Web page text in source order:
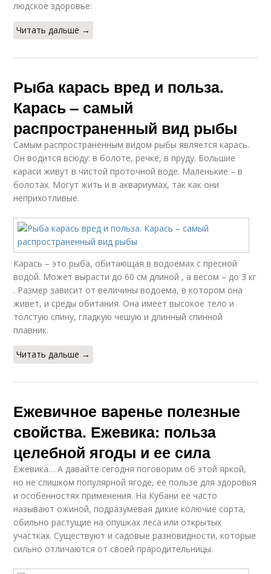
людское здоровье:
Читать дальше →
Рыба карась вред и польза.
Карась – самый
распространенный вид рыбы
Самым распространенным видом рыбы является карась.
Он водится всюду: в болоте, речке, в пруду. Большие
караси живут в чистой проточной воде. Маленькие – в
болотах. Могут жить и в аквариумах, так как они
неприхотливые.
Карась – это рыба, обитающая в водоемах с пресной
водой. Может вырасти до 60 см длиной , а весом – до 3 кг
. Размер зависит от величины водоема, в котором она
живет, и среды обитания. Она имеет высокое тело и
толстую спину, гладкую чешую и длинный спинной
плавник.
Читать дальше →
Ежевичное варенье полезные
свойства. Ежевика: польза
целебной ягоды и ее сила
Ежевика… А давайте сегодня поговорим об этой яркой,
но не слишком популярной ягоде, ее пользе для здоровья
и особенностях применения. На Кубани ее часто
называют ожиной, подразумевая дикие колючие сорта,
обильно растущие на опушках леса или открытых
участках. Существуют и садовые разновидности, которые
сильно отличаются от своей прародительницы.